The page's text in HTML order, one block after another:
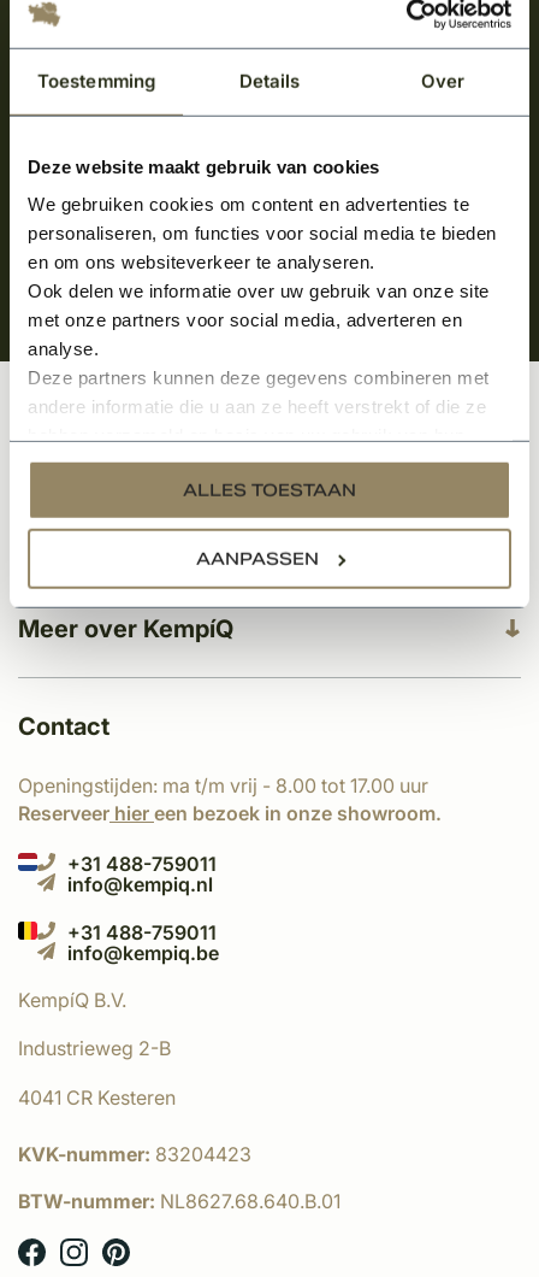
Toestemming Details Over
Deze website maakt gebruik van cookies
We gebruiken cookies om content en advertenties te
personaliseren, om functies voor social media te bieden
en om ons websiteverkeer te analyseren.
Ook delen we informatie over uw gebruik van onze site
met onze partners voor social media, adverteren en
analyse.
Deze partners kunnen deze gegevens combineren met
andere informatie die u aan ze heeft verstrekt of die ze
services.
ALLES TOESTAAN
AANPASSEN
Meld je aan en ontvang het laatste nieuws
over onze kempische bouwstijl!
Aanmelden voor de nieuwsbrief
Meer over KempíQ
Klantenservice
Categorieën
Contact
Openingstijden: ma t/m vrij - 8.00 tot 17.00 uur
Reserveer hier een bezoek in onze showroom.
+31 488-759011
info@kempiq.nl
+31 488-759011
info@kempiq.be
KempíQ B.V.
Industrieweg 2-B
4041 CR Kesteren
KVK-nummer: 83204423
BTW-nummer: NL8627.68.640.B.01